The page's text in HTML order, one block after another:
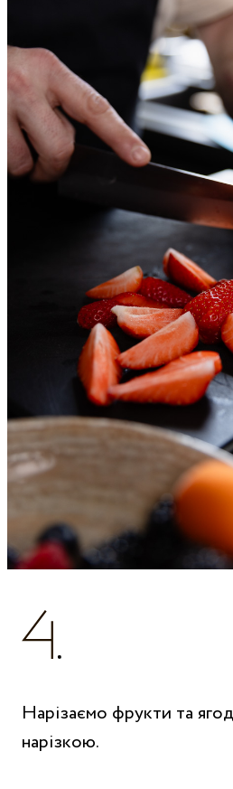
Нарізаємо фрукти та
нарізкою.